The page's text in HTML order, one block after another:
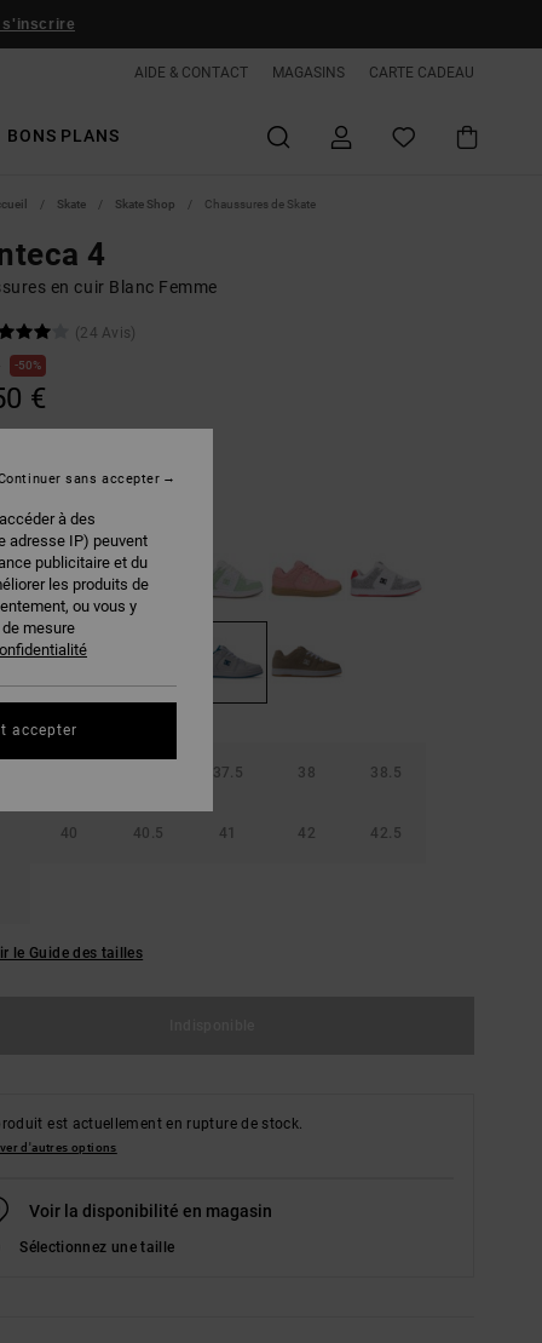
s'inscrire
AIDE & CONTACT MAGASINS CARTE CADEAU
BONS PLANS
Skate Skate Shop Chaussures de Skate
4
en cuir Blanc Femme
(24 Avis)
50%
€
White/blue
37.5 38 38.5
40 40.5 41 42 42.5
le Guide des tailles
est actuellement en rupture de stock.
d'autres options
Voir la disponibilité en magasin
Sélectionnez une taille
à des
adresse IP) peuvent
publicitaire et du
les produits de
ou vous y
mesure
sans accepter
accepter